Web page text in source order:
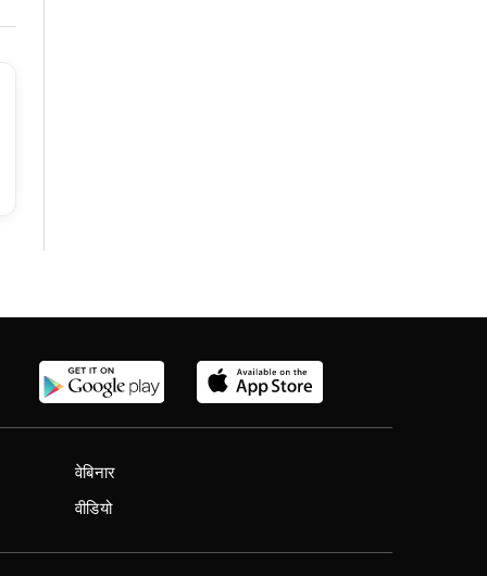
वेबिनार
वीडियो